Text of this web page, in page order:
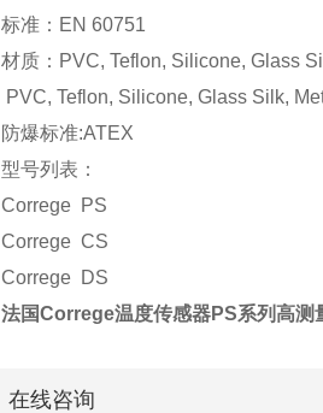
标准：EN 60751
材质：PVC, Teflon, Silicone, Glass
PVC, Teflon, Silicone, Glass Silk,
防爆标准:ATEX
型号列表：
Correge PS
Correge CS
Correge DS
法国Correge温度传感器PS系列高测
在线咨询